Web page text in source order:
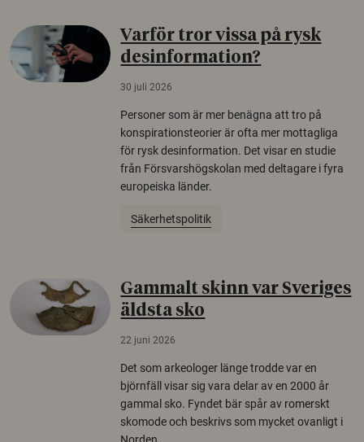
Varför tror vissa på rysk
desinformation?
30 juli 2026
Personer som är mer benägna att tro på
konspirationsteorier är ofta mer mottagliga
för rysk desinformation. Det visar en studie
från Försvarshögskolan med deltagare i fyra
europeiska länder.
Säkerhetspolitik
Gammalt skinn var Sveriges
äldsta sko
22 juni 2026
Det som arkeologer länge trodde var en
björnfäll visar sig vara delar av en 2000 år
gammal sko. Fyndet bär spår av romerskt
skomode och beskrivs som mycket ovanligt i